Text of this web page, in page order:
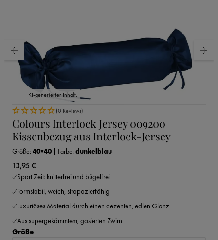
KI-generierter Inhalt.
(0 Reviews)
Colours Interlock Jersey 009200
Kissenbezug aus Interlock-Jersey
Größe: 40×40 | Farbe: dunkelblau
13,95 €
Spart Zeit: knitterfrei und bügelfrei
Formstabil, weich, strapazierfähig
Luxuriöses Material durch einen dezenten, edlen Glanz
Aus supergekämmtem, gasierten Zwirn
Größeauswählen